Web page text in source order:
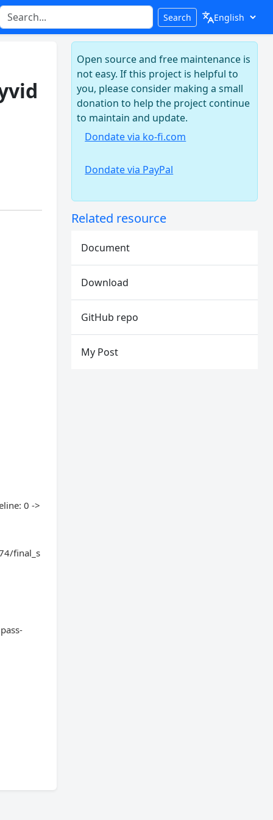
Search
0 ->
final_s
Open source and free maintenance is
not easy. If this project is helpful to
you, please consider making a small
donation to help the project continue
to maintain and update.
Dondate via ko-fi.com
Dondate via PayPal
Related resource
Document
Download
GitHub repo
My Post